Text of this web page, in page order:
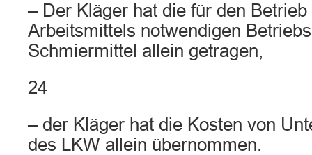
– Der Kläger hat die für den
Arbeitsmittels notwendigen
Schmiermittel allein getragen,
24
– der Kläger hat die Kosten von
des LKW allein übernommen.